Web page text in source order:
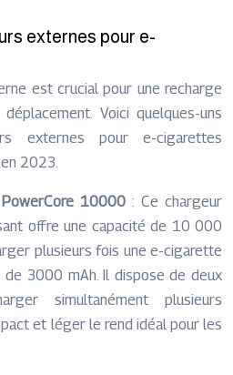
externes pour e-
est crucial pour une recharge
Voici quelques-uns
externes pour e-cigarettes
2023.
10000 : Ce chargeur
offre une capacité de 10 000
plusieurs fois une e-cigarette
3000 mAh. Il dispose de deux
simultanément plusieurs
et léger le rend idéal pour les